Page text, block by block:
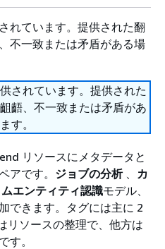
れています。提供された翻
不一致または矛盾がある場
されています。提供された
齬、不一致または矛盾があ
す。
リソースにメタデータと
アです。 ジョブの分析、 カ
エンティティ認識モデル、
できます。タグには主に 2
リソースの整理で、他方は
す。